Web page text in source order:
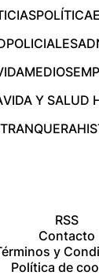
POLÍTICA
POLICIALES
MEDIOS
VIDA Y SALUD
TRANQUERA
RSS
Contacto
y
Política de